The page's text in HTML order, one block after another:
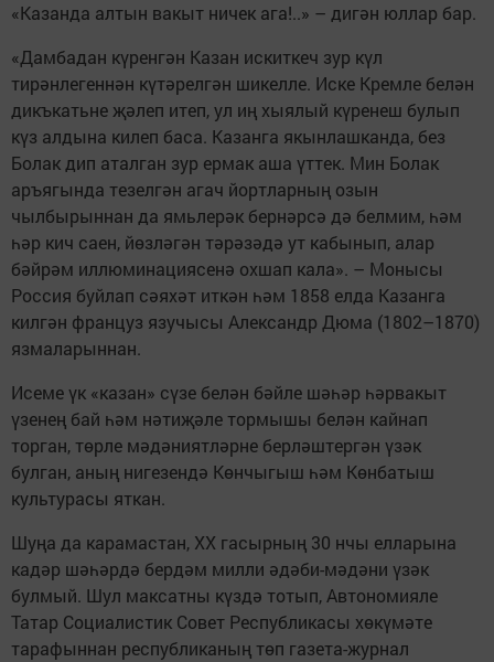
«Казанда алтын вакыт ничек ага!..» – дигән юллар бар.
«Дамбадан күренгән Казан искиткеч зур күл
тирәнлегеннән күтәрелгән шикелле. Иске Кремле белән
дикъкатьне җәлеп итеп, ул иң хыялый күренеш булып
күз алдына килеп баса. Казанга якынлашканда, без
Болак дип аталган зур ермак аша үттек. Мин Болак
аръягында тезелгән агач йортларның озын
чылбырыннан да ямьлерәк бернәрсә дә белмим, һәм
һәр кич саен, йөзләгән тәрәзәдә ут кабынып, алар
бәйрәм иллюминациясенә охшап кала». – Монысы
Россия буйлап сәяхәт иткән һәм 1858 елда Казанга
килгән француз язучысы Александр Дюма (1802–1870)
язмаларыннан.
Исеме үк «казан» сүзе белән бәйле шәһәр һәрвакыт
үзенең бай һәм нәтиҗәле тормышы белән кайнап
торган, төрле мәдәниятләрне берләштергән үзәк
булган, аның нигезендә Көнчыгыш һәм Көнбатыш
культурасы яткан.
Шуңа да карамастан, XX гасырның 30 нчы елларына
кадәр шәһәрдә бердәм милли әдәби-мәдәни үзәк
булмый. Шул максатны күздә тотып, Автономияле
Татар Социалистик Совет Республикасы хөкүмәте
тарафыннан республиканың төп газета-журнал